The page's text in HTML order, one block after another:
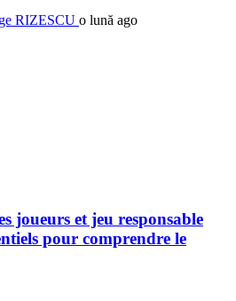
RIZESCU o lună ago
joueurs et jeu responsable
pour comprendre le